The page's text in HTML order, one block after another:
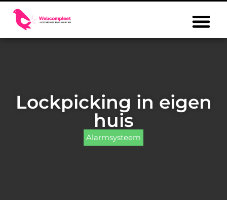
Lockpicking in eigen
huis
Alarmsysteem